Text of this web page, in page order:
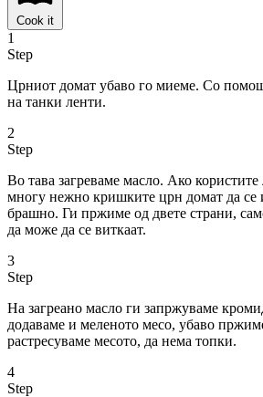
Cook it
1
Step
Црниот домат убаво го миеме. Со
на танки ленти.
2
Step
Во тава загреваме масло. Ако
многу нежно кришките црн домат да се
брашно. Ги пржиме од двете страни,
да може да се виткаат.
3
Step
На загреано масло ги запржуваме
додаваме и меленото месо, убаво
растресуваме месото, да нема топки.
4
Step